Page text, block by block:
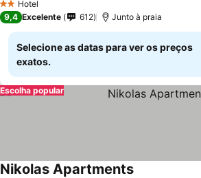
2 Estrelas
Hotel
9,4 Excelente 612 Junto à praia
Selecione as datas para ver os preços
exatos.
Escolha popular
Nikolas Apartments